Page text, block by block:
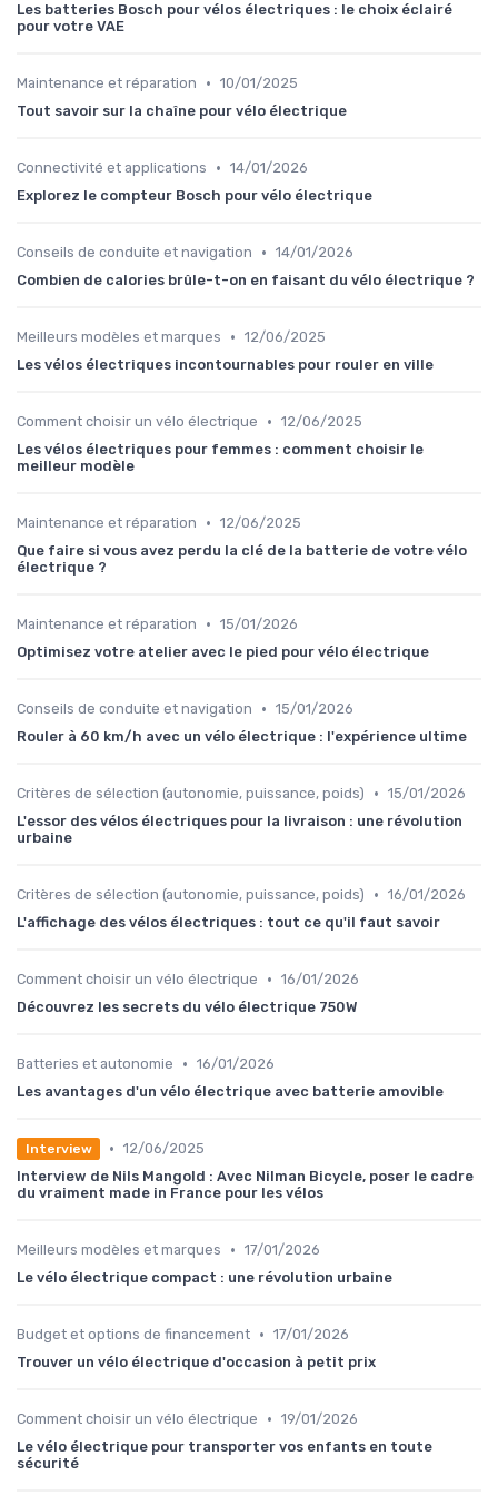
Les batteries Bosch pour vélos électriques : le choix éclairé
pour votre VAE
Maintenance et réparation • 10/01/2025
Tout savoir sur la chaîne pour vélo électrique
Connectivité et applications • 14/01/2026
Explorez le compteur Bosch pour vélo électrique
Conseils de conduite et navigation • 14/01/2026
Combien de calories brûle-t-on en faisant du vélo électrique ?
Meilleurs modèles et marques • 12/06/2025
Les vélos électriques incontournables pour rouler en ville
Comment choisir un vélo électrique • 12/06/2025
Les vélos électriques pour femmes : comment choisir le
meilleur modèle
Maintenance et réparation • 12/06/2025
Que faire si vous avez perdu la clé de la batterie de votre vélo
électrique ?
Maintenance et réparation • 15/01/2026
Optimisez votre atelier avec le pied pour vélo électrique
Conseils de conduite et navigation • 15/01/2026
Rouler à 60 km/h avec un vélo électrique : l'expérience ultime
Critères de sélection (autonomie, puissance, poids) • 15/01/2026
L'essor des vélos électriques pour la livraison : une révolution
urbaine
Critères de sélection (autonomie, puissance, poids) • 16/01/2026
L'affichage des vélos électriques : tout ce qu'il faut savoir
Comment choisir un vélo électrique • 16/01/2026
Découvrez les secrets du vélo électrique 750W
Batteries et autonomie • 16/01/2026
Les avantages d'un vélo électrique avec batterie amovible
Interview • 12/06/2025
Interview de Nils Mangold : Avec Nilman Bicycle, poser le cadre
du vraiment made in France pour les vélos
Meilleurs modèles et marques • 17/01/2026
Le vélo électrique compact : une révolution urbaine
Budget et options de financement • 17/01/2026
Trouver un vélo électrique d'occasion à petit prix
Comment choisir un vélo électrique • 19/01/2026
Le vélo électrique pour transporter vos enfants en toute
sécurité